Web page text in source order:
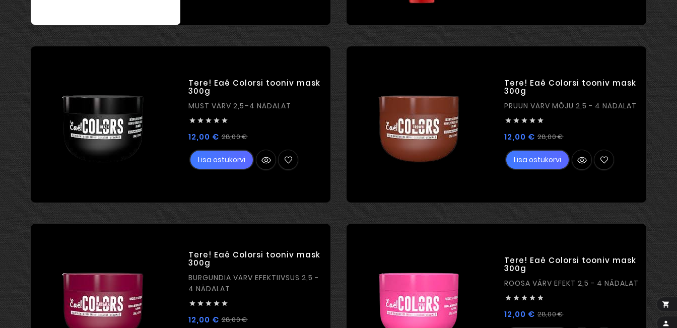
Tere! Eaê Colorsi tooniv mask
300g
MUST VÄRV 2,5–4 NÄDALAT
    
12,00 € 28,00 €
Lisa ostukorvi
Tere! Eaê Colorsi tooniv mask
300g
PRUUN VÄRV MÕJU 2,5 - 4 NÄDALAT
    
12,00 € 28,00 €
Lisa ostukorvi
Tere! Eaê Colorsi tooniv mask
300g
BURGUNDIA VÄRV EFEKTIIVSUS 2,5 -
4 NÄDALAT
    
12,00 € 28,00 €
Tere! Eaê Colorsi tooniv mask
300g
ROOSA VÄRV EFEKT 2,5 - 4 NÄDALAT
    
12,00 € 28,00 €

